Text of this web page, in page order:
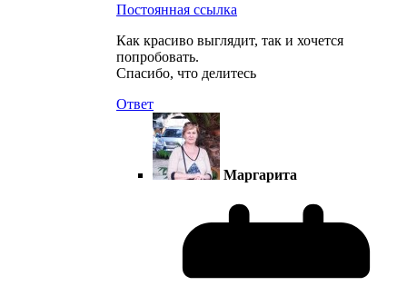
Постоянная ссылка
Как красиво выглядит, так и хочется
попробовать.
Спасибо, что делитесь
Ответ
Маргарита